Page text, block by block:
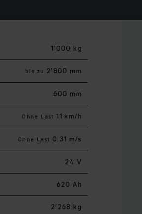
1’000 kg
bis zu 2’800 mm
600 mm
Ohne Last 11 km/h
Ohne Last 0.31 m/s
24 V
620 Ah
2’268 kg